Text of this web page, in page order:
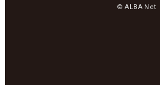
© ALBA Net